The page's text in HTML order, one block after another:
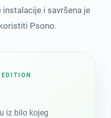
i savršena je
Psono.
iz bilo kojeg